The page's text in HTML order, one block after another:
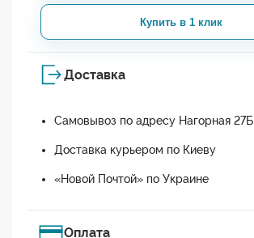
Купить в 1 клик
Доставка
Самовывоз по адресу Нагорная 27Б
Доставка курьером по Киеву
«Новой Почтой» по Украине
Оплата